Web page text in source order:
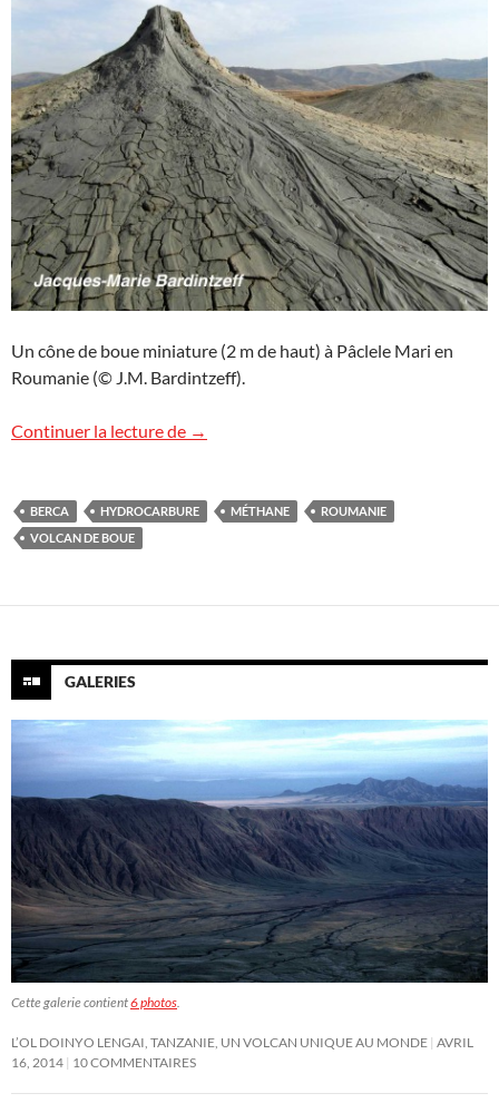
Un cône de boue miniature (2 m de haut) à Pâclele Mari en
Roumanie (© J.M. Bardintzeff).
Continuer la lecture de Les volcans de boue de Berca en
→
BERCA HYDROCARBURE MÉTHANE
ROUMANIE
VOLCAN DE BOUE
GALERIES
Cette galerie contient6 photos.
L’OL DOINYO LENGAI, TANZANIE, UN VOLCAN UNIQUE AU MONDE AVRIL
16, 2014 10 COMMENTAIRES